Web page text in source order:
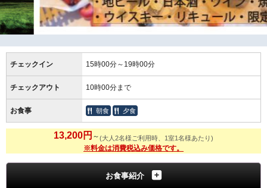
チェックイン 15時00分～19時00分
チェックアウト 10時00分まで
お食事 朝食 夕食
13,200円 ～(大人2名様ご利用時、1室1名様あたり)
※料金は消費税込み価格です。
お食事紹介